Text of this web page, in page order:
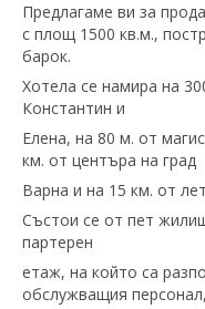
Предлагаме ви за
с площ 1500 кв.м.,
барок.
Хотела се намира на
Константин и
Елена, на 80 м. от
км. от центъра на град
Варна и на 15 км. от
Състои се от пет
партерен
етаж, на който са
обслужващия